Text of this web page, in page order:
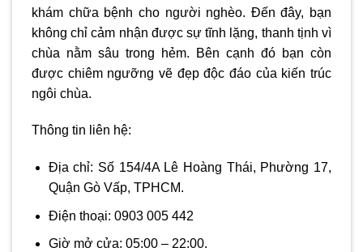
khám chữa bệnh cho người nghèo. Đến đây, bạn
không chỉ cảm nhận được sự tĩnh lặng, thanh tịnh vì
chùa nằm sâu trong hẻm. Bên cạnh đó bạn còn
được chiêm ngưỡng vẽ đẹp độc đáo của kiến trúc
ngôi chùa.
Thông tin liên hệ:
Địa chỉ: Số 154/4A Lê Hoàng Thái, Phường 17,
Quận Gò Vấp, TPHCM.
Điện thoại: 0903 005 442
Giờ mở cửa: 05:00 – 22:00.